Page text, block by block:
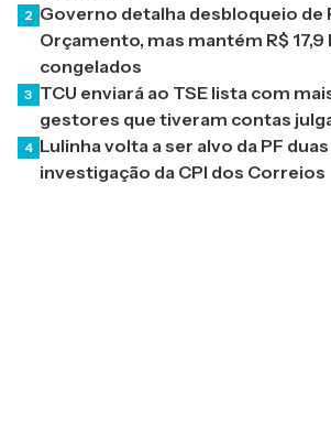
2 Governo detalha desbloqueio de
Orçamento, mas mantém R$ 17,9
congelados
3 TCU enviará ao TSE lista com
gestores que tiveram contas
4 Lulinha volta a ser alvo da PF
investigação da CPI dos Correios